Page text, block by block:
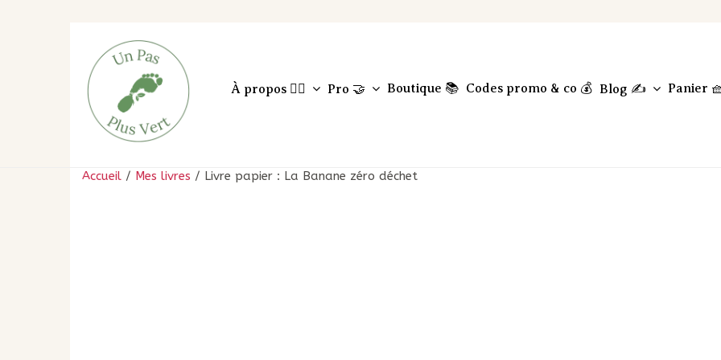
À propos 🙋‍♀️ Pro 🤝 Boutique 📚 Codes promo & co 💰 Blog ✍️ Panier
Accueil / Mes livres / Livre papier : La Banane zéro déchet